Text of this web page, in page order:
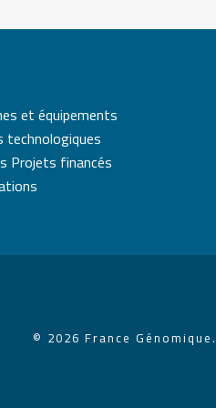
et équipements
technologiques
Projets financés
© 2026 France Génomique.